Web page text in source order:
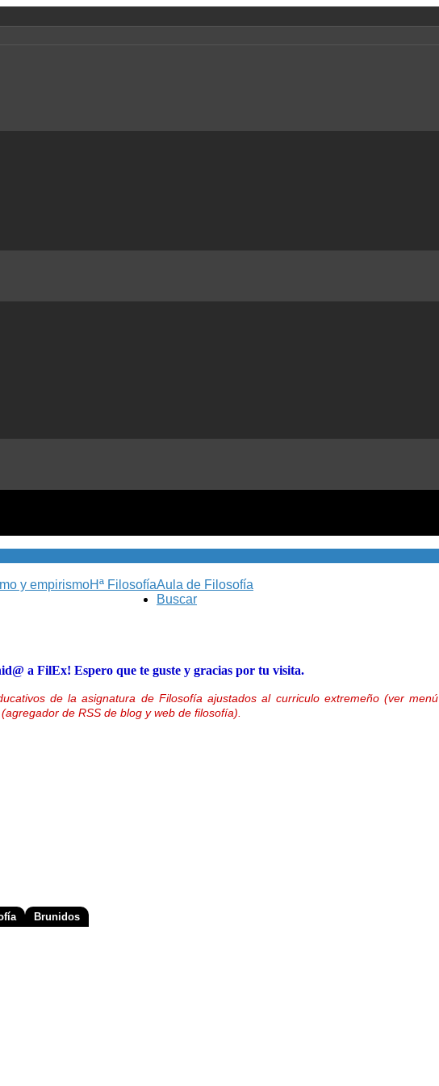
Aula de Filosofía
Hª Filosofía
y empirismo
Buscar
a FilEx! Espero que te guste y gracias por tu visita.
de la asignatura de Filosofía ajustados al curriculo extremeño (ver menú
(agregador de RSS de blog y web de filosofía).
Brunidos